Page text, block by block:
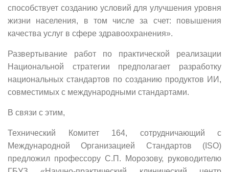
способствует созданию условий для улучшения уровня
жизни населения, в том числе за счет: повышения
качества услуг в сфере здравоохранения».
Развертывание работ по практической реализации
Национальной стратегии предполагает разработку
национальных стандартов по созданию продуктов ИИ,
совместимых с международными стандартами.
В связи с этим,
Технический Комитет 164, сотрудничающий с
Международной Организацией Стандартов (ISO)
предложил профессору С.П. Морозову, руководителю